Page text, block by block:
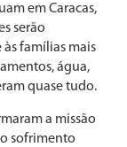
em Caracas,
serão
famílias mais
água,
quase tudo.
a missão
sofrimento